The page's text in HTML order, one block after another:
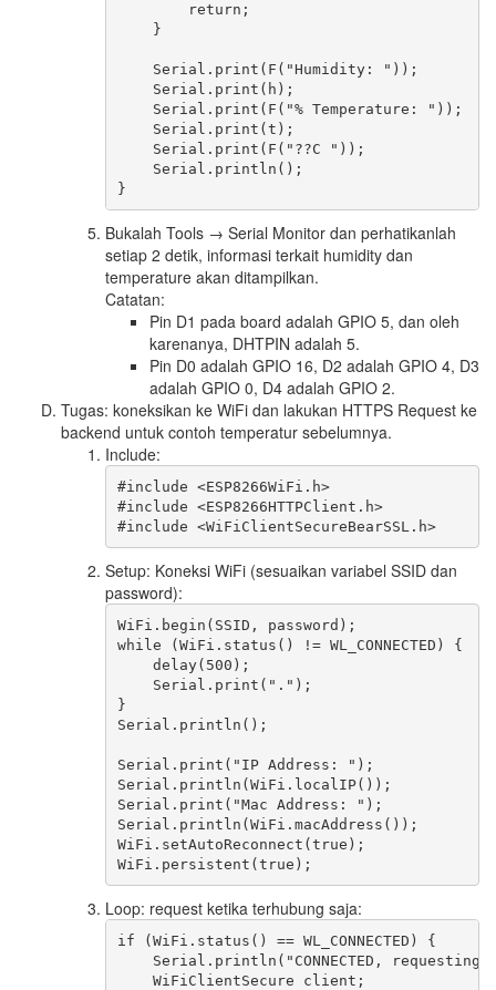
        return;
    }
    Serial.print(F("Humidity: "));
    Serial.print(h);
    Serial.print(F("% Temperature: "));
    Serial.print(t);
    Serial.print(F("??C "));
    Serial.println();
Bukalah Tools → Serial Monitor dan perhatikanlah
setiap 2 detik, informasi terkait humidity dan
temperature akan ditampilkan.
Catatan:
Pin D1 pada board adalah GPIO 5, dan oleh
karenanya, DHTPIN adalah 5.
Pin D0 adalah GPIO 16, D2 adalah GPIO 4, D3
adalah GPIO 0, D4 adalah GPIO 2.
Tugas: koneksikan ke WiFi dan lakukan HTTPS Request ke
backend untuk contoh temperatur sebelumnya.
Include:
#include <ESP8266WiFi.h>
#include <ESP8266HTTPClient.h>
#include <WiFiClientSecureBearSSL.h>
Setup: Koneksi WiFi (sesuaikan variabel SSID dan
password):
WiFi.begin(SSID, password);
while (WiFi.status() != WL_CONNECTED) {
    delay(500);
    Serial.print(".");
}
Serial.println();
Serial.print("IP Address: ");
Serial.println(WiFi.localIP());
Serial.print("Mac Address: ");
Serial.println(WiFi.macAddress());
WiFi.setAutoReconnect(true);
Loop: request ketika terhubung saja:
if (WiFi.status() == WL_CONNECTED) {
Serial.println("CONNECTED,
    WiFiClientSecure client;